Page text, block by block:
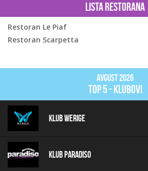
Lista restorana
Restoran Le Piaf
Restoran Scarpetta
Avgust 2026
top 5 - klubovi
Klub Werige
Klub Paradiso